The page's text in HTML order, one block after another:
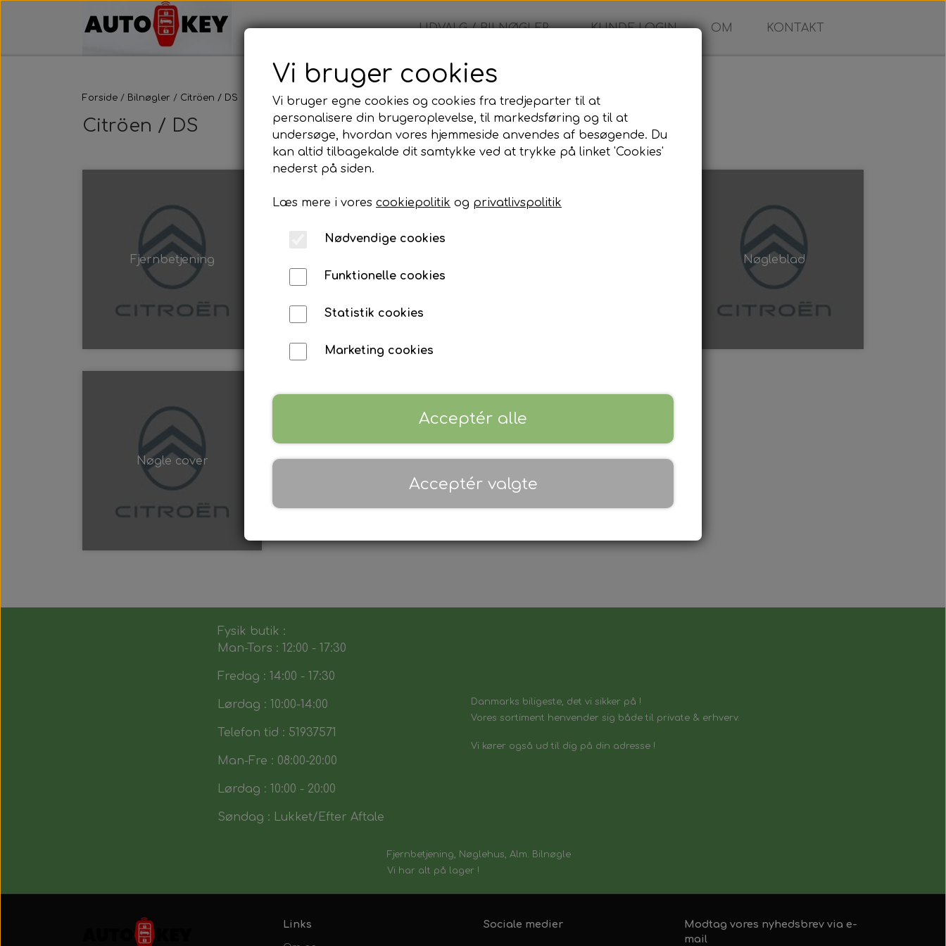
UDVALG / BILNØGLER KUNDE LOGIN OM KONTAKT
Forside Bilnøgler Citröen / DS
Citröen / DS
Fjernbetjening Nøgleblad
Nøgle cover
Fysik butik :
Man-Tors : 12:00 - 17:30
Fredag : 14:00 - 17:30
Lørdag : 10:00-14:00
Telefon tid : 51937571
Man-Fre : 08:00-20:00
Lørdag : 10:00 - 20:00
Søndag : Lukket/Efter Aftale
Danmarks biligeste, det vi sikker på !
Vores sortiment henvender sig både til private & erhverv.
Vi kører også ud til dig på din adresse !
Fjernbetjening, Nøglehus, Alm. Bilnøgle
Vi har alt på lager !
Links Sociale medier
Modtag vores nyhedsbrev via e-
mail
Vi bruger cookies
Vi bruger egne cookies og cookies fra tredjeparter til at
personalisere din brugeroplevelse, til markedsføring og til at
undersøge, hvordan vores hjemmeside anvendes af besøgende. Du
kan altid tilbagekalde dit samtykke ved at trykke på linket 'Cookies'
nederst på siden.
Læs mere i vores cookiepolitik og privatlivspolitik
Nødvendige cookies
Funktionelle cookies
Statistik cookies
Marketing cookies
Acceptér alle
Acceptér valgte